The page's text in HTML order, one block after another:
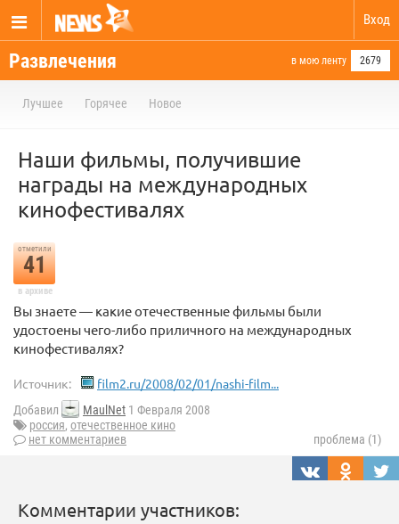
Вход
Развлечения в мою ленту 2679
Лучшее Горячее Новое
Наши фильмы, получившие
награды на международных
кинофестивалях
отметили
41
в архиве
Вы знаете — какие отечественные фильмы были
удостоены чего-либо приличного на международных
кинофестивалях?
Источник: film2.ru/2008/02/01/nashi-film...
Добавил MaulNet 1 Февраля 2008
россия, отечественное кино
нет комментариев
проблема (1)
Комментарии участников: